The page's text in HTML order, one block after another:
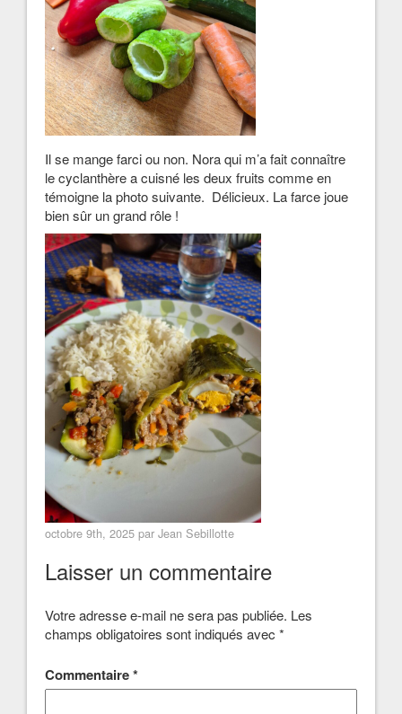
Il se mange farci ou non. Nora qui m’a fait connaître
le cyclanthère a cuisné les deux fruits comme en
témoigne la photo suivante. Délicieux. La farce joue
bien sûr un grand rôle !
octobre 9th, 2025 par Jean Sebillotte
Laisser un commentaire
Votre adresse e-mail ne sera pas publiée. Les
champs obligatoires sont indiqués avec *
Commentaire*